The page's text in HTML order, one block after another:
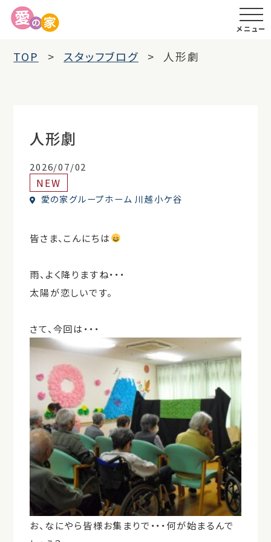
メニュー
TOP スタッフブログ 人形劇
人形劇
2026/07/02
NEW
愛の家グループホーム 川越小ケ谷
皆さま、こんにちは
雨、よく降りますね・・・
太陽が恋しいです。
さて、今回は・・・
お、なにやら皆様お集まりで・・・何が始まるんで